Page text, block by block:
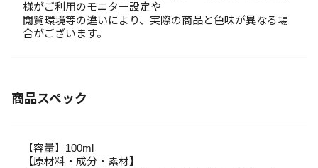
様がご利用のモニター設定や
閲覧環境等の違いにより、実際の商品と色味が異なる場
合がございます。
商品スペック
【容量】100ml
【原材料・成分・素材】